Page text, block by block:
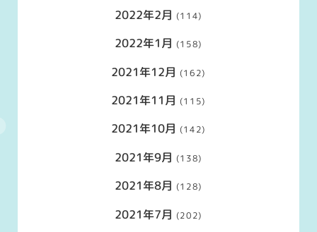
2022年2月 (114)
2022年1月 (158)
2021年12月 (162)
2021年11月 (115)
2021年10月 (142)
2021年9月 (138)
2021年8月 (128)
2021年7月 (202)